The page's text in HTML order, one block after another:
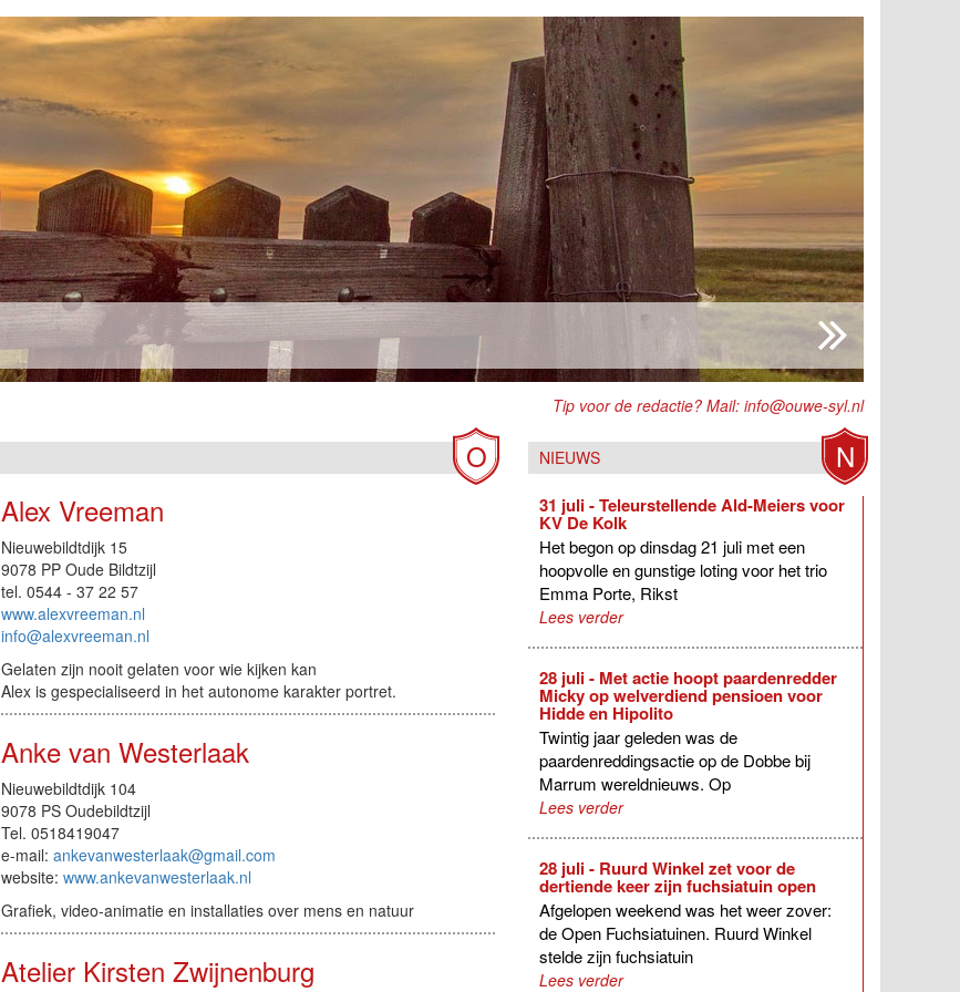
Tip voor de redactie? Mail: info@ouwe-syl.nl
O
Alex Vreeman
Nieuwebildtdijk 15
9078 PP Oude Bildtzijl
tel. 0544 - 37 22 57
www.alexvreeman.nl
info@alexvreeman.nl
Gelaten zijn nooit gelaten voor wie kijken kan
Alex is gespecialiseerd in het autonome karakter portret.
Anke van Westerlaak
Nieuwebildtdijk 104
9078 PS Oudebildtzijl
Tel. 0518419047
e-mail: ankevanwesterlaak@gmail.com
website: www.ankevanwesterlaak.nl
Grafiek, video-animatie en installaties over mens en natuur
Atelier Kirsten Zwijnenburg
NIEUWS N
31 juli - Teleurstellende Ald-Meiers voor
KV De Kolk
Het begon op dinsdag 21 juli met een
hoopvolle en gunstige loting voor het trio
Emma Porte, Rikst
Lees verder
28 juli - Met actie hoopt paardenredder
Micky op welverdiend pensioen voor
Hidde en Hipolito
Twintig jaar geleden was de
paardenreddingsactie op de Dobbe bij
Marrum wereldnieuws. Op
Lees verder
28 juli - Ruurd Winkel zet voor de
dertiende keer zijn fuchsiatuin open
Afgelopen weekend was het weer zover:
de Open Fuchsiatuinen. Ruurd Winkel
stelde zijn fuchsiatuin
Lees verder